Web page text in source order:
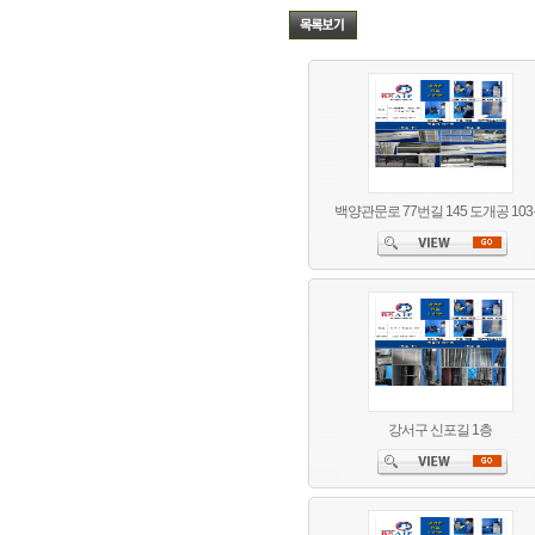
백양관문로 77번길 145 도개공
강서구 신포길 1층